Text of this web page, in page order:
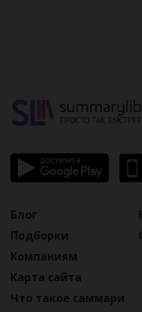
Блог
Подборки
Компаниям
Карта сайта
Что такое саммари